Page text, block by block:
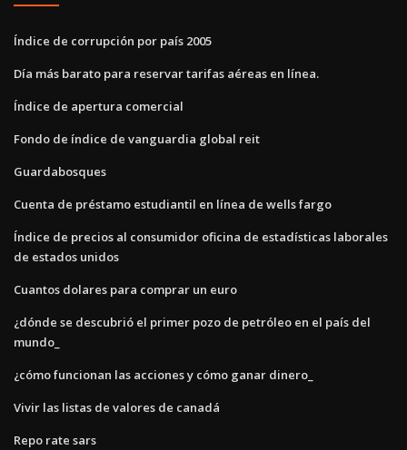
Índice de corrupción por país 2005
Día más barato para reservar tarifas aéreas en línea.
Índice de apertura comercial
Fondo de índice de vanguardia global reit
Guardabosques
Cuenta de préstamo estudiantil en línea de wells fargo
Índice de precios al consumidor oficina de estadísticas laborales
de estados unidos
Cuantos dolares para comprar un euro
¿dónde se descubrió el primer pozo de petróleo en el país del
mundo_
¿cómo funcionan las acciones y cómo ganar dinero_
Vivir las listas de valores de canadá
Repo rate sars